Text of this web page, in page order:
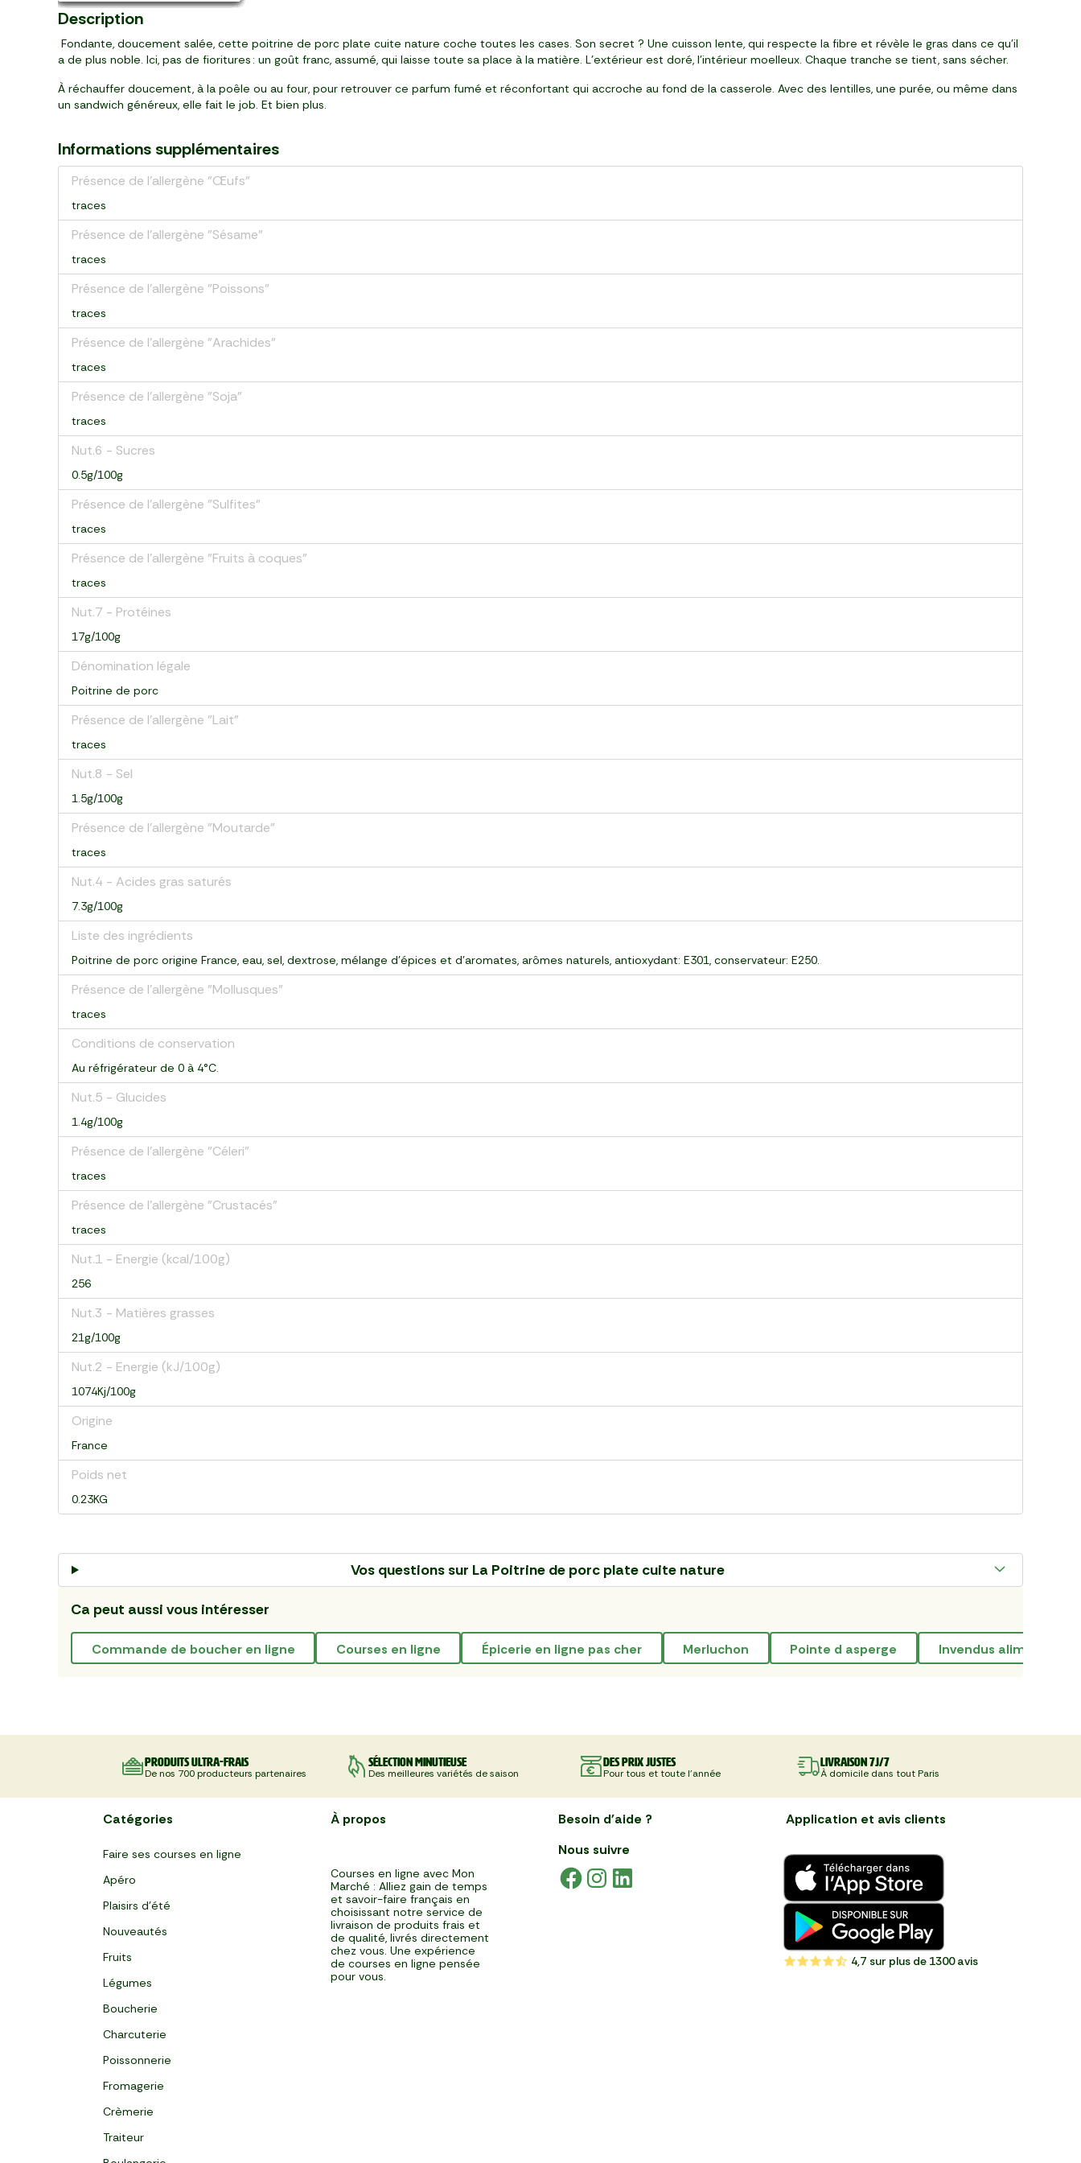
Description
Fondante, doucement salée, cette poitrine de porc plate cuite nature coche toutes les cases. Son secret ? Une cuisson lente, qui respecte la fibre et révèle le gras dans ce qu’il
a de plus noble. Ici, pas de fioritures : un goût franc, assumé, qui laisse toute sa place à la matière. L’extérieur est doré, l’intérieur moelleux. Chaque tranche se tient, sans sécher.
À réchauffer doucement, à la poêle ou au four, pour retrouver ce parfum fumé et réconfortant qui accroche au fond de la casserole. Avec des lentilles, une purée, ou même dans
un sandwich généreux, elle fait le job. Et bien plus.
Informations supplémentaires
Présence de l'allergène "Œufs"
traces
Présence de l'allergène "Sésame"
traces
Présence de l'allergène "Poissons"
traces
Présence de l'allergène "Arachides"
traces
Présence de l'allergène "Soja"
traces
Nut.6 - Sucres
0.5g/100g
Présence de l'allergène "Sulfites"
traces
Présence de l'allergène "Fruits à coques"
traces
Nut.7 - Protéines
17g/100g
Dénomination légale
Poitrine de porc
Présence de l'allergène "Lait"
traces
Nut.8 - Sel
1.5g/100g
Présence de l'allergène "Moutarde"
traces
Nut.4 - Acides gras saturés
7.3g/100g
Liste des ingrédients
Poitrine de porc origine France, eau, sel, dextrose, mélange d'épices et d'aromates, arômes naturels, antioxydant: E301, conservateur: E250.
Présence de l'allergène "Mollusques"
traces
Conditions de conservation
Au réfrigérateur de 0 à 4°C.
Nut.5 - Glucides
1.4g/100g
Présence de l'allergène "Céleri"
traces
Présence de l'allergène "Crustacés"
traces
Nut.1 - Energie (kcal/100g)
256
Nut.3 - Matières grasses
21g/100g
Nut.2 - Energie (kJ/100g)
1074Kj/100g
Origine
France
Poids net
0.23KG
Vos questions sur La Poitrine de porc plate cuite nature
Ca peut aussi vous intéresser
commande de boucher en ligne courses en ligne épicerie en ligne pas cher merluchon pointe d asperge invendus alimentaires
Produits ultra-frais
De nos 700 producteurs partenaires
Sélection minutieuse
Des meilleures variétés de saison
Des prix justes
Pour tous et toute l'année
Livraison 7J/7
À domicile dans tout Paris
Catégories
Faire ses courses en ligne
Apéro
Plaisirs d'été
Nouveautés
Fruits
Légumes
Boucherie
Charcuterie
Poissonnerie
Fromagerie
Crèmerie
Traiteur
À propos
Courses en ligne avec Mon
Marché : Alliez gain de temps
et savoir-faire français en
choisissant notre service de
livraison de produits frais et
de qualité, livrés directement
chez vous. Une expérience
de courses en ligne pensée
pour vous.
Besoin d'aide ?
Nous suivre
Application et avis clients
4,7 sur plus de 1300 avis